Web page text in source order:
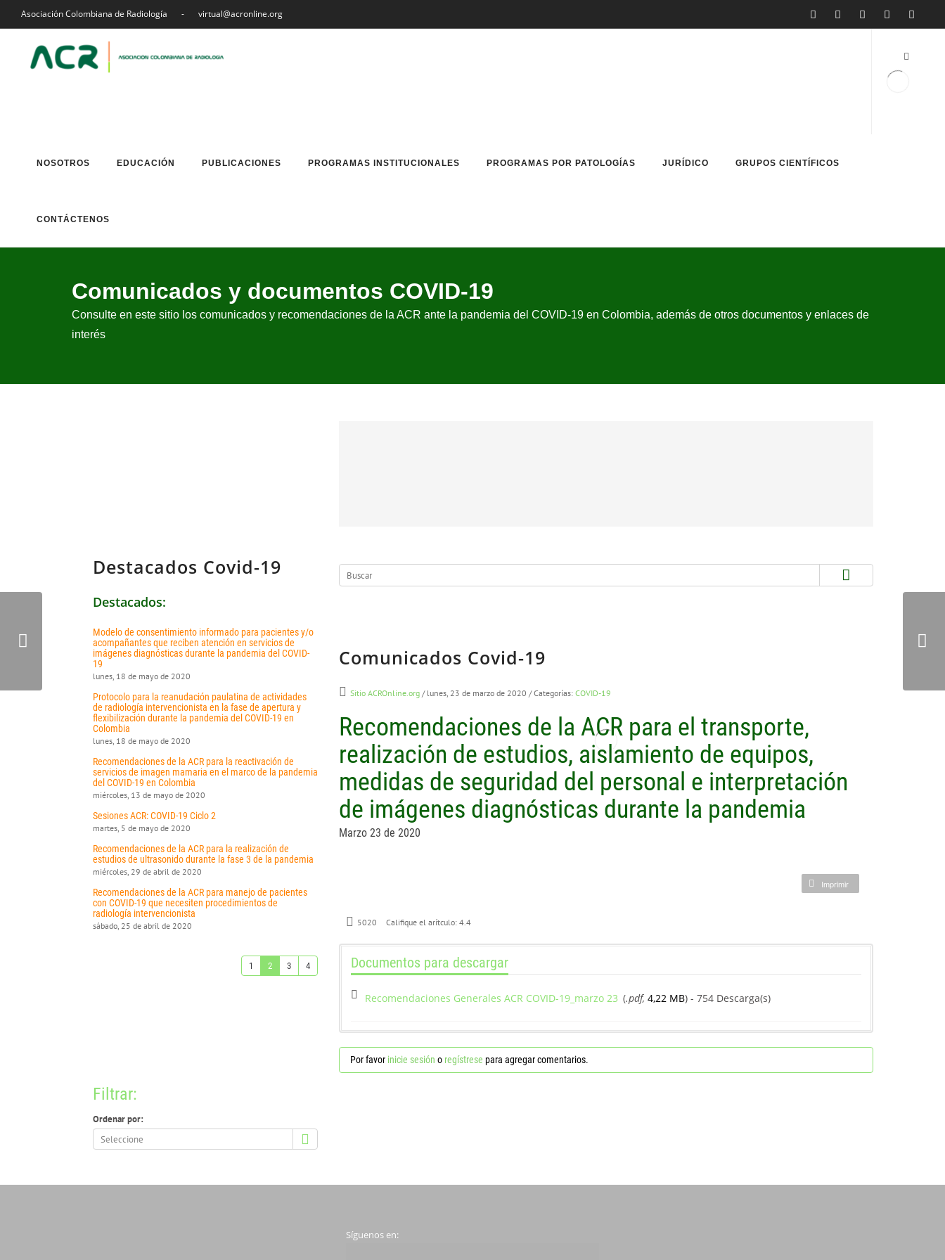
Asociación Colombiana de Radiología - virtual@acronline.org
NOSOTROS EDUCACIÓN PUBLICACIONES PROGRAMAS INSTITUCIONALES PROGRAMAS POR PATOLOGÍAS JURÍDICO GRUPOS CIENTÍFICOS
CONTÁCTENOS
Comunicados y documentos COVID-19
Consulte en este sitio los comunicados y recomendaciones de la ACR ante la pandemia del COVID-19 en Colombia, además de otros documentos y enlaces de
interés
Destacados Covid-19
Destacados:
Modelo de consentimiento informado para pacientes y/o
acompañantes que reciben atención en servicios de
imágenes diagnósticas durante la pandemia del COVID-
19
lunes, 18 de mayo de 2020
Protocolo para la reanudación paulatina de actividades
de radiología intervencionista en la fase de apertura y
flexibilización durante la pandemia del COVID-19 en
Colombia
lunes, 18 de mayo de 2020
Recomendaciones de la ACR para la reactivación de
servicios de imagen mamaria en el marco de la pandemia
del COVID-19 en Colombia
miércoles, 13 de mayo de 2020
Sesiones ACR: COVID-19 Ciclo 2
martes, 5 de mayo de 2020
Recomendaciones de la ACR para la realización de
estudios de ultrasonido durante la fase 3 de la pandemia
miércoles, 29 de abril de 2020
Recomendaciones de la ACR para manejo de pacientes
con COVID-19 que necesiten procedimientos de
radiología intervencionista
sábado, 25 de abril de 2020
1 2 3 4
Filtrar:
Ordenar por:
Ordenar
Comunicados Covid-19
Sitio ACROnline.org / lunes, 23 de marzo de 2020 / Categorías: COVID-19
Recomendaciones de la ACR para el transporte,
realización de estudios, aislamiento de equipos,
medidas de seguridad del personal e interpretación
de imágenes diagnósticas durante la pandemia
Marzo 23 de 2020
Imprimir
5020 Califique el arítculo: 4.4
Documentos para descargar
Recomendaciones Generales ACR COVID-19_marzo 23 (.pdf, 4,22 MB) - 754 Descarga(s)
Por favor inicie sesión o regístrese para agregar comentarios.
Síguenos en: